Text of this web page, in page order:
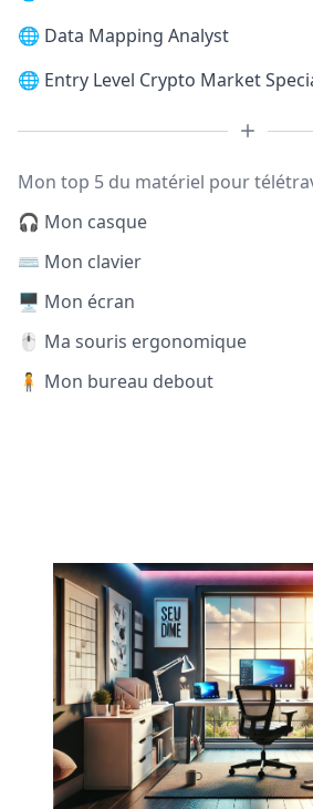
🌐 Data Mapping Analyst
🌐 Entry Level Crypto Market
Mon top 5 du matériel pour
🎧 Mon casque
⌨️ Mon clavier
🖥️ Mon écran
🖱️ Ma souris ergonomique
🧍 Mon bureau debout